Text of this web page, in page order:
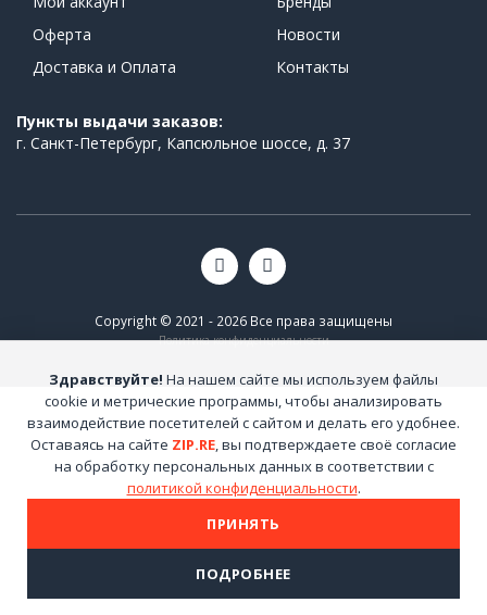
Оферта
Доставка и Оплата
Новости
Контакты
Пункты выдачи заказов:
г. Санкт-Петербург, Капсюльное шоссе, д. 37
Copyright © 2021 - 2026 Все права защищены
Политика конфиденциальности
Здравствуйте! На нашем сайте мы используем файлы
cookie и метрические программы, чтобы анализировать
взаимодействие посетителей с сайтом и делать его удобнее.
Оставаясь на сайте ZIP.RE, вы подтверждаете своё согласие
на обработку персональных данных в соответствии с
политикой конфиденциальности.
ПРИНЯТЬ
ПОДРОБНЕЕ